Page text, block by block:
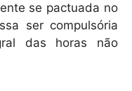
se pactuada no
ser compulsória
das horas não